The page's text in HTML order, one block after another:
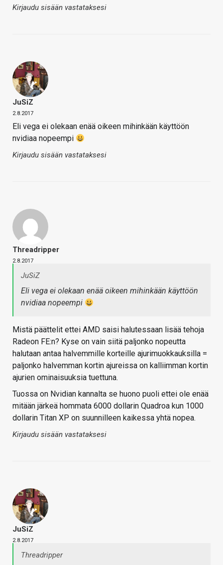
Kirjaudu sisään vastataksesi
JuSiZ
2.8.2017
Eli vega ei olekaan enää oikeen mihinkään käyttöön
nvidiaa nopeempi
Kirjaudu sisään vastataksesi
Threadripper
2.8.2017
JuSiZ
Eli vega ei olekaan enää oikeen mihinkään käyttöön
nvidiaa nopeempi
Mistä päättelit ettei AMD saisi halutessaan lisää tehoja
Radeon FE:n? Kyse on vain siitä paljonko nopeutta
halutaan antaa halvemmille korteille ajurimuokkauksilla =
paljonko halvemman kortin ajureissa on kalliimman kortin
ajurien ominaisuuksia tuettuna.
Tuossa on Nvidian kannalta se huono puoli ettei ole enää
mitään järkeä hommata 6000 dollarin Quadroa kun 1000
dollarin Titan XP on suunnilleen kaikessa yhtä nopea.
Kirjaudu sisään vastataksesi
JuSiZ
2.8.2017
Threadripper